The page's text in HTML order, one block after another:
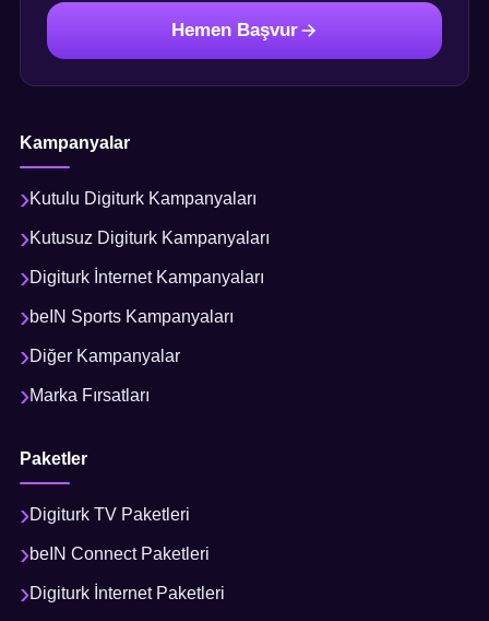
Hemen Başvur
Kampanyalar
Kutulu Digiturk Kampanyaları
Kutusuz Digiturk Kampanyaları
Digiturk İnternet Kampanyaları
beIN Sports Kampanyaları
Diğer Kampanyalar
Marka Fırsatları
Paketler
Digiturk TV Paketleri
beIN Connect Paketleri
Digiturk İnternet Paketleri